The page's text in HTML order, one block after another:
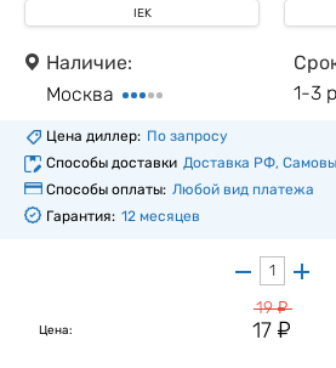
IEK
Наличие:
Москва
1-3
Цена диллер: По запросу
Способы доставки Доставка РФ,
Способы оплаты: Любой вид платежа
Гарантия: 12 месяцев
Цена:
19у
17у